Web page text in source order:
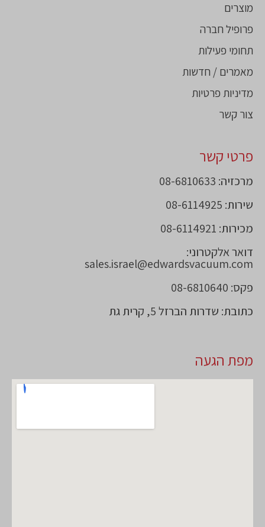
מוצרים
פרופיל חברה
תחומי פעילות
מאמרים / חדשות
מדיניות פרטיות
צור קשר
פרטי קשר
מרכזיה: 08-6810633
שירות: 08-6114925
מכירות: 08-6114921
דואר אלקטרוני:
sales.israel@edwardsvacuum.com
פקס: 08-6810640
כתובת: שדרות הברזל 5, קרית גת
מפת הגעה